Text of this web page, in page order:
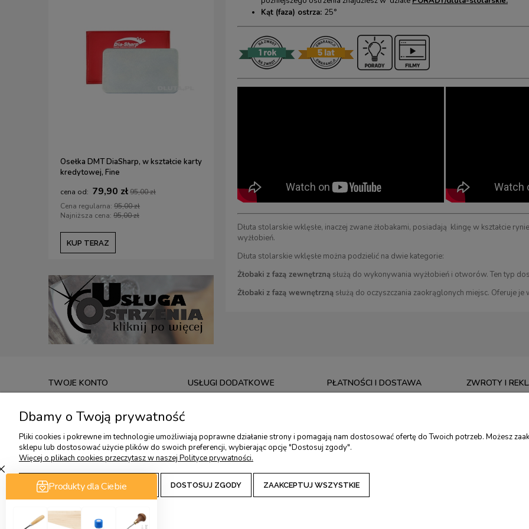
Osełka DMT DiaSharp, w kształcie karty
kredytowej, Fine
79,90 zł95,00 zł
Cena regularna: 95,00 zł
Najniższa cena: 95,00 zł
KUP TERAZ
529,00 zł 560,00 zł
Najniższa cena:560,00 zł
KUP TERAZ
199,00 zł219,00 zł
Najniższa cena:219,00 zł
Kąt (faza) ostrza: 25°
Dłuta stolarskie wklęsłe, inaczej zwane żłobakami, posiadają klingę w kształcie
wyżłobień.
Dłuta stolarskie wklęsłe można podzielić na dwie kategorie:
Żłobaki z fazą zewnętrzną służą do wykonywania wyżłobień i otworów. Ten typ
Żłobaki z fazą wewnętrzną służą do oczyszczania zaokrąglonych miejsc. Oferuje je
TWOJE KONTO
USTAWIENIA KONTA
PRZECHOWALNIA
USŁUGI DODATKOWE
KONSULTACJE OSTRZ. TORMEK
WARSZTATY RZEŹBIARSKIE
PŁATNOŚCI I DOSTAWA
FORMY PŁATNOŚCI
ZAKUPY NA RATY
DOTACJE NA ZAKUP NARZĘDZI
ZWROTY I
DOKONAJ
Dbamy o Twoją prywatność
Pliki cookies i pokrewne im technologie umożliwiają poprawne działanie strony i pomagają nam dostosować ofertę do Twoich potrzeb. Możesz
sklepu lub dostosować użycie plików do swoich preferencji, wybierając opcję "Dostosuj zgody".
Więcej o plikach cookies przeczytasz w naszej Polityce prywatności.
ZAAKCEPTUJ TYLKO NIEZBĘDNE DOSTOSUJ ZGODY ZAAKCEPTUJ WSZYSTKIE